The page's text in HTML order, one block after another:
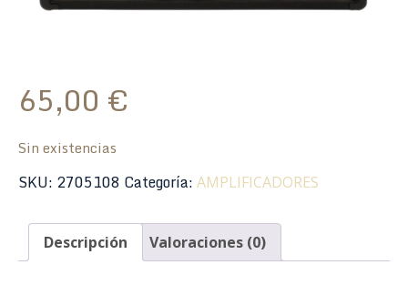
65,00 €
Sin existencias
SKU: 2705108 Categoría: AMPLIFICADORES
Descripción Valoraciones (0)